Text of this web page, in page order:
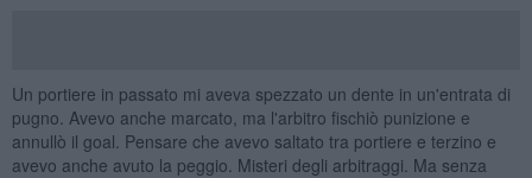
Un portiere in passato mi aveva spezzato un dente in un'entrata di
pugno. Avevo anche marcato, ma l'arbitro fischiò punizione e
annullò il goal. Pensare che avevo saltato tra portiere e terzino e
avevo anche avuto la peggio. Misteri degli arbitraggi. Ma senza